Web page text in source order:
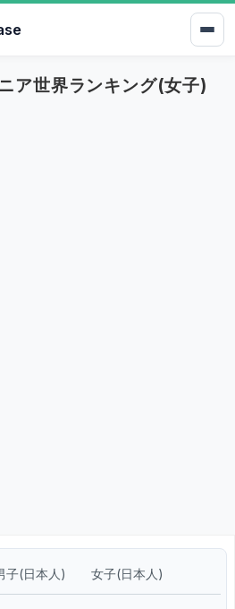
ア世界ランキング(女子)
子(日本人) 女子(日本人)